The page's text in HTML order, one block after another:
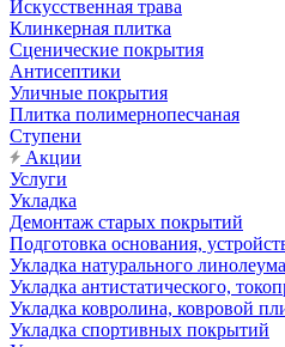
Искусственная трава
Клинкерная плитка
Сценические покрытия
Антисептики
Уличные покрытия
Плитка полимернопесчаная
Ступени
Акции
Услуги
Укладка
Демонтаж старых покрытий
Подготовка основания,
Укладка натурального линолеума
Укладка антистатического,
Укладка ковролина, ковровой
Укладка спортивных покрытий